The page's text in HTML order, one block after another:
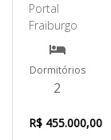
Portal
Fraiburgo
Dormitórios
2
R$ 455.000,00